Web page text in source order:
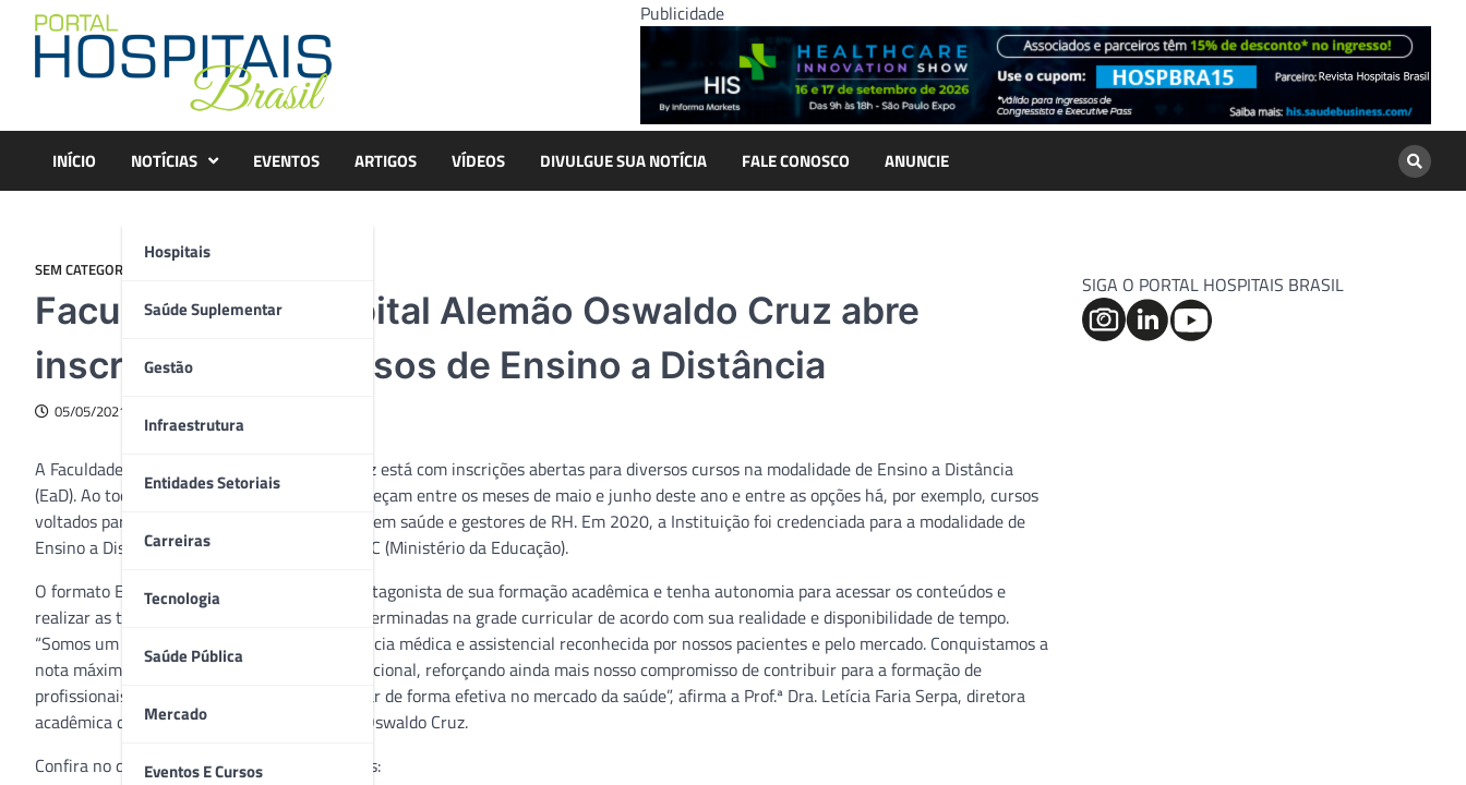
content
Publicidade
INÍCIO NOTÍCIAS
Hospitais
Saúde Suplementar
Gestão
Infraestrutura
Entidades Setoriais
Carreiras
Tecnologia
Saúde Pública
Mercado
Eventos E Cursos
EVENTOS ARTIGOS VÍDEOS DIVULGUE SUA NOTÍCIA FALE CONOSCO ANUNCIE
SEM CATEGORIA
Faculdade do Hospital Alemão Oswaldo Cruz abre
inscrições para cursos de Ensino a Distância
05/05/2021
A Faculdade do Hospital Alemão Oswaldo Cruz está com inscrições abertas para diversos cursos na modalidade de Ensino a Distância
(EaD). Ao todo são oito cursos cujas aulas começam entre os meses de maio e junho deste ano e entre as opções há, por exemplo, cursos
voltados para médicos, enfermeiros, gestores em saúde e gestores de RH. Em 2020, a Instituição foi credenciada para a modalidade de
Ensino a Distância com a nota máxima no MEC (Ministério da Educação).
O formato EaD permite que o aluno seja o protagonista de sua formação acadêmica e tenha autonomia para acessar os conteúdos e
realizar as tarefas, exercícios e avaliações determinadas na grade curricular de acordo com sua realidade e disponibilidade de tempo.
“Somos um Hospital com 123 anos de excelência médica e assistencial reconhecida por nossos pacientes e pelo mercado. Conquistamos a
nota máxima do MEC nesta modalidade educacional, reforçando ainda mais nosso compromisso de contribuir para a formação de
profissionais altamente capacitados para atuar de forma efetiva no mercado da saúde”, afirma a Prof.ª Dra. Letícia Faria Serpa, diretora
acadêmica da Faculdade do Hospital Alemão Oswaldo Cruz.
Confira no quadro abaixo os cursos disponíveis:
SIGA O PORTAL HOSPITAIS BRASIL